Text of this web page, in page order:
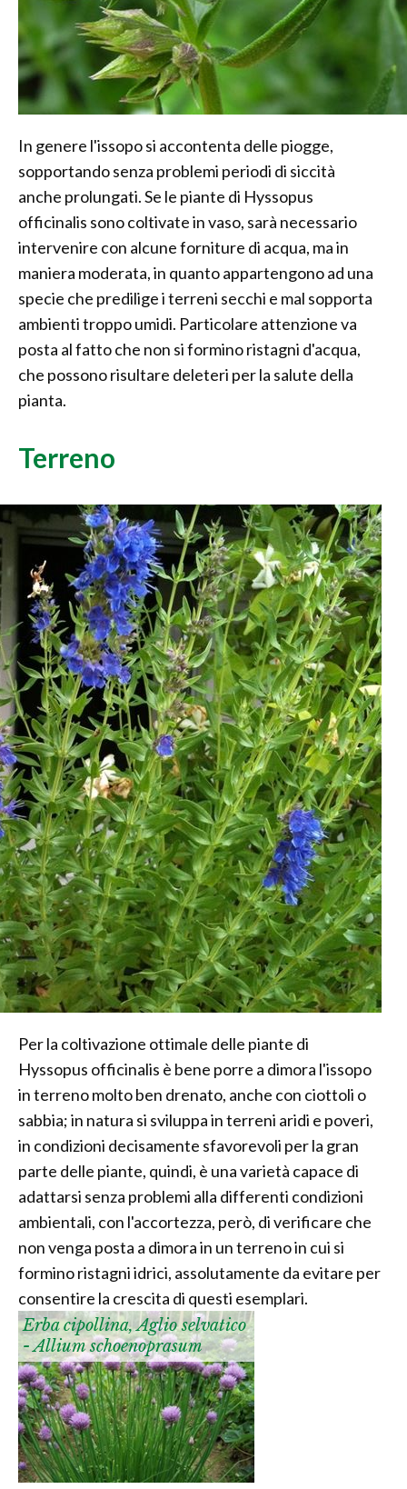
In genere l'issopo si accontenta delle piogge,
sopportando senza problemi periodi di siccità
anche prolungati. Se le piante di Hyssopus
officinalis sono coltivate in vaso, sarà necessario
intervenire con alcune forniture di acqua, ma in
maniera moderata, in quanto appartengono ad una
specie che predilige i terreni secchi e mal sopporta
ambienti troppo umidi. Particolare attenzione va
posta al fatto che non si formino ristagni d'acqua,
che possono risultare deleteri per la salute della
pianta.
Terreno
Per la coltivazione ottimale delle piante di
Hyssopus officinalis è bene porre a dimora l'issopo
in terreno molto ben drenato, anche con ciottoli o
sabbia; in natura si sviluppa in terreni aridi e poveri,
in condizioni decisamente sfavorevoli per la gran
parte delle piante, quindi, è una varietà capace di
adattarsi senza problemi alla differenti condizioni
ambientali, con l'accortezza, però, di verificare che
non venga posta a dimora in un terreno in cui si
formino ristagni idrici, assolutamente da evitare per
consentire la crescita di questi esemplari.
Erba cipollina, Aglio selvatico
- Allium schoenoprasum